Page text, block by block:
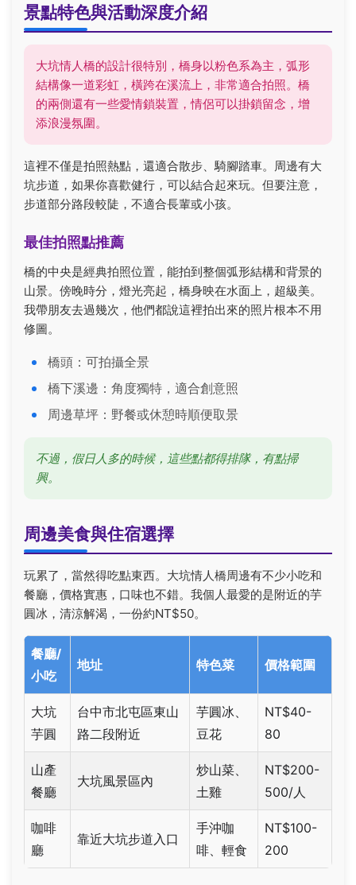
景點特色與活動深度介紹
大坑情人橋的設計很特別，橋身以粉色系為主，弧形
結構像一道彩虹，橫跨在溪流上，非常適合拍照。橋
的兩側還有一些愛情鎖裝置，情侶可以掛鎖留念，增
添浪漫氛圍。
這裡不僅是拍照熱點，還適合散步、騎腳踏車。周邊有大
坑步道，如果你喜歡健行，可以結合起來玩。但要注意，
步道部分路段較陡，不適合長輩或小孩。
最佳拍照點推薦
橋的中央是經典拍照位置，能拍到整個弧形結構和背景的
山景。傍晚時分，燈光亮起，橋身映在水面上，超級美。
我帶朋友去過幾次，他們都說這裡拍出來的照片根本不用
修圖。
橋頭：可拍攝全景
橋下溪邊：角度獨特，適合創意照
周邊草坪：野餐或休憩時順便取景
不過，假日人多的時候，這些點都得排隊，有點掃
興。
周邊美食與住宿選擇
玩累了，當然得吃點東西。大坑情人橋周邊有不少小吃和
餐廳，價格實惠，口味也不錯。我個人最愛的是附近的芋
圓冰，清涼解渴，一份約NT$50。
餐廳/
小吃
地址 特色菜 價格範圍
大坑
芋圓
台中市北屯區東山
路二段附近
芋圓冰、
豆花
NT$40-
80
山產
餐廳
大坑風景區內
炒山菜、
土雞
NT$200-
500/人
咖啡
廳
靠近大坑步道入口
手沖咖
啡、輕食
NT$100-
200